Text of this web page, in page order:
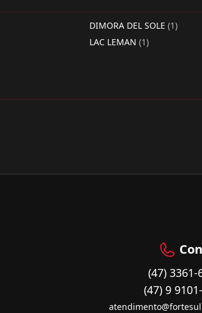
DIMORA DEL SOLE (1)
LAC LEMAN (1)
(47) 3361-
(47) 9